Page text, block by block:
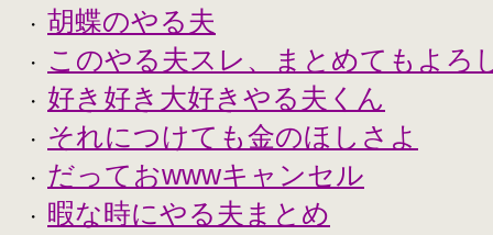
・ 胡蝶のやる夫
・ このやる夫スレ、まとめてもよろ
・ 好き好き大好きやる夫くん
・ それにつけても金のほしさよ
・ だっておwwwキャンセル
・ 暇な時にやる夫まとめ